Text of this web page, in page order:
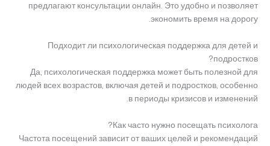
предлагают консультации онлайн. Это удобно и позволяет
экономить время на дорогу.
Подходит ли психологическая поддержка для детей и
подростков?
Да, психологическая поддержка может быть полезной для
людей всех возрастов, включая детей и подростков, особенно
в периоды кризисов и изменений.
Как часто нужно посещать психолога?
Частота посещений зависит от ваших целей и рекомендаций